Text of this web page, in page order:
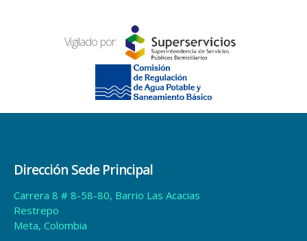
Vigilado por:
Dirección Sede Principal
Carrera 8 # 8-58-80, Barrio Las Acacias
Restrepo
Meta, Colombia